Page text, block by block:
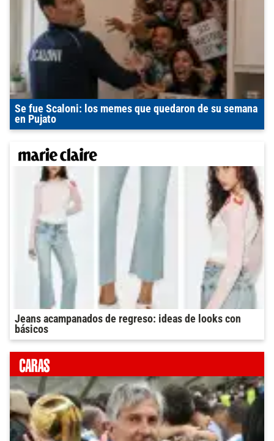
Se fue Scaloni: los memes que quedaron de su semana
en Pujato
Jeans acampanados de regreso: ideas de looks con
básicos